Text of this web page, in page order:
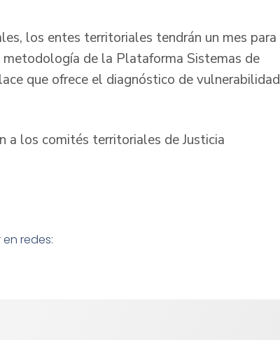
los entes territoriales tendrán un mes para
de la Plataforma Sistemas de
que ofrece el diagnóstico de vulnerabilidad
a los comités territoriales de Justicia
redes: